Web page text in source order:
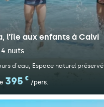
l’île aux enfants à Calvi
nuits
d'eau Espace naturel préservé
395 €
/pers.